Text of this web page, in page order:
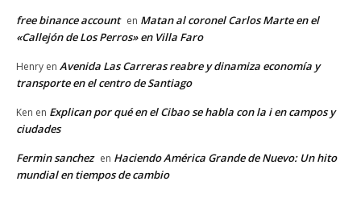
free binance account en Matan al coronel Carlos Marte en el
«Callejón de Los Perros» en Villa Faro
Henry en Avenida Las Carreras reabre y dinamiza economía y
transporte en el centro de Santiago
Ken en Explican por qué en el Cibao se habla con la i en campos y
ciudades
Fermin sanchez en Haciendo América Grande de Nuevo: Un hito
mundial en tiempos de cambio